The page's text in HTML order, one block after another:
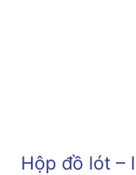
Hộp đồ lót –